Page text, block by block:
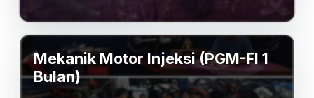
Mekanik Motor Injeksi (PGM-Fl 1
Bulan)